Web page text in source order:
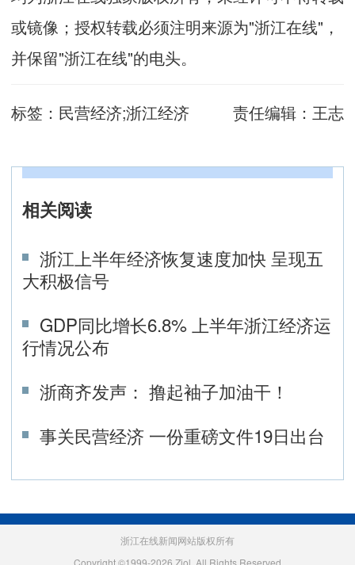
或镜像；授权转载必须注明来源为"浙江在线"，
并保留"浙江在线"的电头。
标签： 民营经济;浙江经济 责任编辑： 王志
相关阅读
浙江上半年经济恢复速度加快 呈现五
大积极信号
GDP同比增长6.8% 上半年浙江经济运
行情况公布
浙商齐发声： 撸起袖子加油干！
事关民营经济 一份重磅文件19日出台
浙江在线新闻网站版权所有
Copyright ©1999-2026 Zjol. All Rights Reserved